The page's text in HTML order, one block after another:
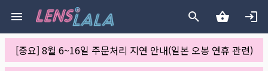
[중요] 8월 6~16일 주문처리 지연 안내(일본 오봉 연휴 관련)